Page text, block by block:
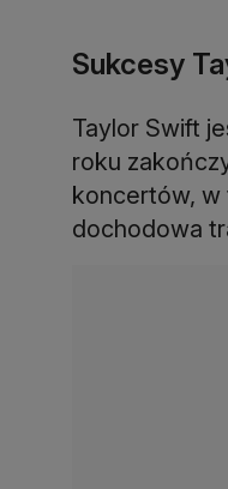
Sukcesy
Taylor Swift
roku
koncertów, w
dochodowa